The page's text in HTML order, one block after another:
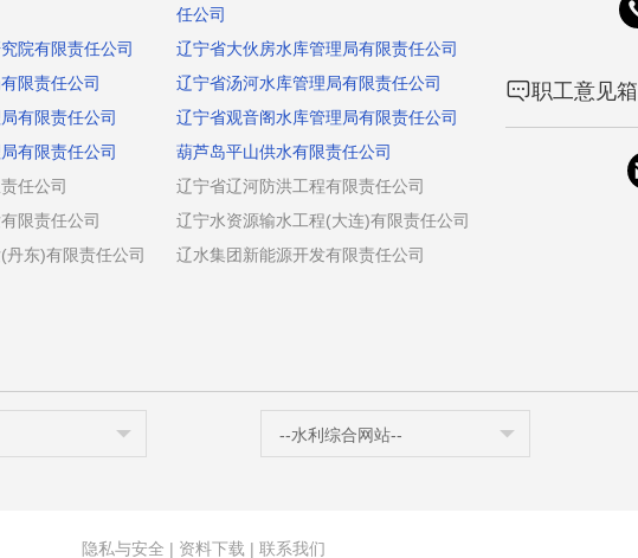
任公司
院有限责任公司
辽宁省大伙房水库管理局有限责任公司
限责任公司
辽宁省汤河水库管理局有限责任公司
有限责任公司
辽宁省观音阁水库管理局有限责任公司
有限责任公司
葫芦岛平山供水有限责任公司
任公司
辽宁省辽河防洪工程有限责任公司
限责任公司
辽宁水资源输水工程(大连)有限责任公司
东)有限责任公司
辽水集团新能源开发有限责任公司
职工意见箱
--水利综合网站--
隐私与安全 | 资料下载 | 联系我们